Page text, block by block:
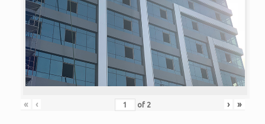
« ‹ of 2 › »